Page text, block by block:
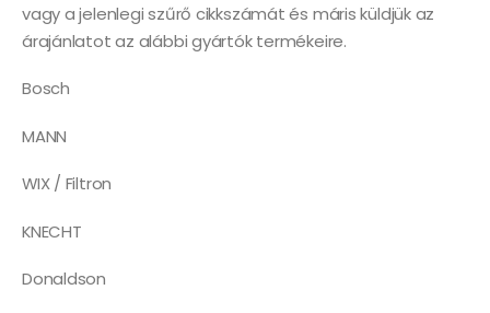
vagy a jelenlegi szűrő cikkszámát és máris küldjük az
árajánlatot az alábbi gyártók termékeire.
Bosch
MANN
WIX / Filtron
KNECHT
Donaldson